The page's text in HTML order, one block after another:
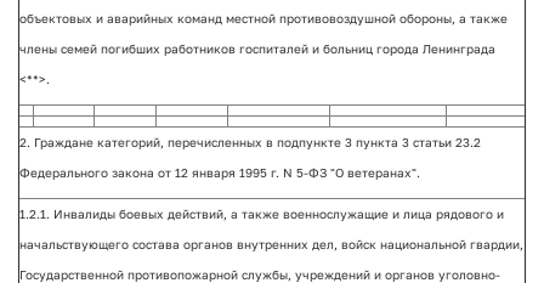
объектовых и аварийных команд местной противовоздушной обороны, а также
члены семей погибших работников госпиталей и больниц города Ленинграда
<**>.
2. Граждане категорий, перечисленных в подпункте 3 пункта 3 статьи 23.2
Федерального закона от 12 января 1995 г. N 5-ФЗ "О ветеранах".
1.2.1. Инвалиды боевых действий, а также военнослужащие и лица рядового и
начальствующего состава органов внутренних дел, войск национальной гвардии,
Государственной противопожарной службы, учреждений и органов уголовно-